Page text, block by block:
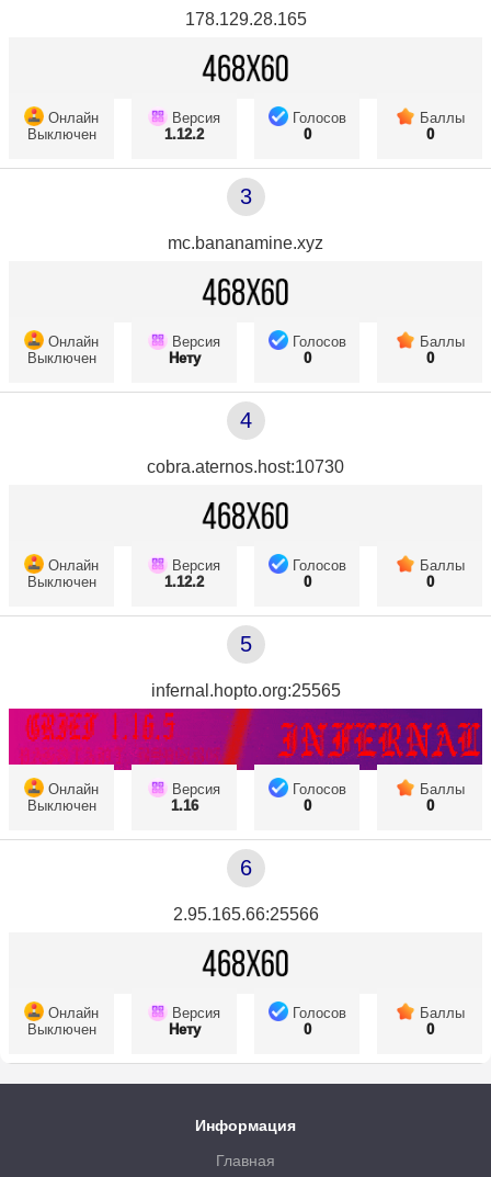
178.129.28.165
Онлайн
Выключен
Версия
1.12.2
Голосов
0
Баллы
0
3
mc.bananamine.xyz
Онлайн
Выключен
Версия
Нету
Голосов
0
Баллы
0
4
cobra.aternos.host:10730
Онлайн
Выключен
Версия
1.12.2
Голосов
0
Баллы
0
5
infernal.hopto.org:25565
Онлайн
Выключен
Версия
1.16
Голосов
0
Баллы
0
6
2.95.165.66:25566
Онлайн
Выключен
Версия
Нету
Голосов
0
Баллы
0
Информация
Главная